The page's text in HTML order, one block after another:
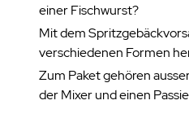
einer Fischwurst?
Mit dem
verschiedenen Formen
Zum Paket gehören
der Mixer und einen